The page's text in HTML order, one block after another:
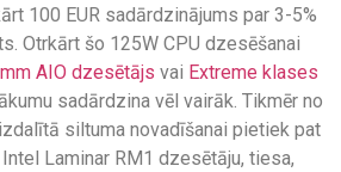
100 EUR sadārdzinājums par 3-5%
Otrkārt šo 125W CPU dzesēšanai
AIO dzesētājs vai Extreme klases
sadārdzina vēl vairāk. Tikmēr no
siltuma novadīšanai pietiek pat
Laminar RM1 dzesētāju, tiesa,